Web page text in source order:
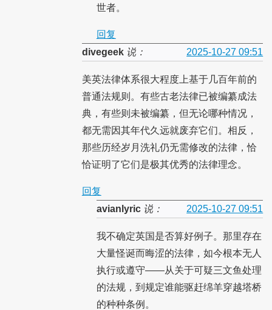
世者。
回复
divegeek说： 2025-10-27 09:51
美英法律体系很大程度上基于几百年前的
普通法规则。有些古老法律已被编纂成法
典，有些则未被编纂，但无论哪种情况，
都无需因其年代久远就废弃它们。相反，
那些历经岁月洗礼仍无需修改的法律，恰
恰证明了它们是极其优秀的法律理念。
回复
avianlyric说： 2025-10-27 09:51
我不确定英国是否算好例子。那里存在
大量怪诞而晦涩的法律，如今根本无人
执行或遵守——从关于可疑三文鱼处理
的法规，到规定谁能驱赶绵羊穿越塔桥
的种种条例。